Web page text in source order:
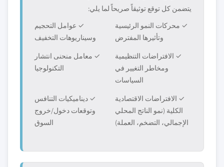
يتضمن كل توقع توثيقاً صريحاً لما يلي:
✓ محركات النمو الرئيسية
وتأثيرها المفترض
✓ عوامل التحجيم
وسيناريوهات التخفيف
✓ الافتراضات التنظيمية
ومخاطر التغيير في
السياسات
✓ معامل منحنى انتشار
التكنولوجيا
✓ الافتراضات الاقتصادية
الكلية (نمو الناتج المحلي
الإجمالي، التضخم، العملة)
✓ ديناميكيات التنافس
وتوقعات دخول/خروج
السوق